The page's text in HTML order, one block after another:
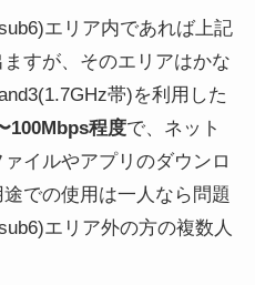
エリア内であれば上記
すが、そのエリアはかな
帯)を利用した
100Mbps程度で、ネット
イルやアプリのダウンロ
での使用は一人なら問題
エリア外の方の複数人